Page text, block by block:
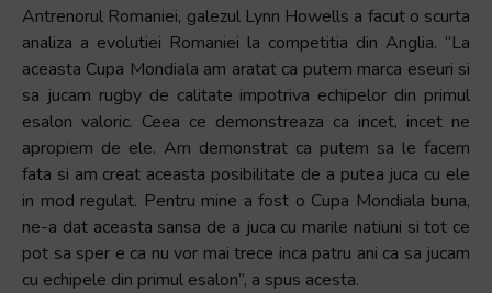
Antrenorul Romaniei, galezul Lynn Howells a facut o scurta
analiza a evolutiei Romaniei la competitia din Anglia. “La
aceasta Cupa Mondiala am aratat ca putem marca eseuri si
sa jucam rugby de calitate impotriva echipelor din primul
esalon valoric. Ceea ce demonstreaza ca incet, incet ne
apropiem de ele. Am demonstrat ca putem sa le facem
fata si am creat aceasta posibilitate de a putea juca cu ele
in mod regulat. Pentru mine a fost o Cupa Mondiala buna,
ne-a dat aceasta sansa de a juca cu marile natiuni si tot ce
pot sa sper e ca nu vor mai trece inca patru ani ca sa jucam
cu echipele din primul esalon”, a spus acesta.